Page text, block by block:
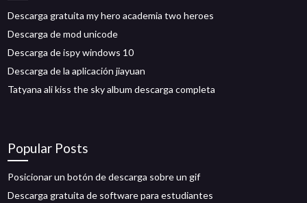
Descarga gratuita my hero academia two heroes
Descarga de mod unicode
Descarga de ispy windows 10
Descarga de la aplicación jiayuan
Tatyana ali kiss the sky album descarga completa
Popular Posts
Posicionar un botón de descarga sobre un gif
Descarga gratuita de software para estudiantes